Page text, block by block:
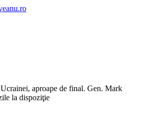
aproape de final. Gen. Mark
la dispoziţie